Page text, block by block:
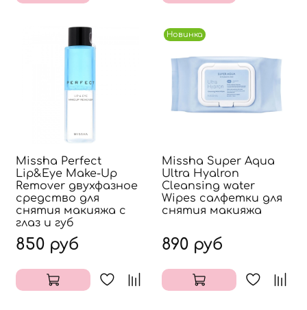
Missha Perfect
Lip&Eye Make-Up
Remover двухфазное
средство для
снятия макияжа с
глаз и губ
850 руб
Новинка
Missha Super Aqua
Ultra Hyalron
Cleansing water
Wipes салфетки для
снятия макияжа
890 руб